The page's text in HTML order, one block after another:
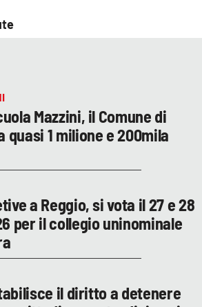
Mazzini, il Comune di
quasi 1 milione e 200mila
a Reggio, si vota il 27 e 28
per il collegio uninominale
il diritto a detenere